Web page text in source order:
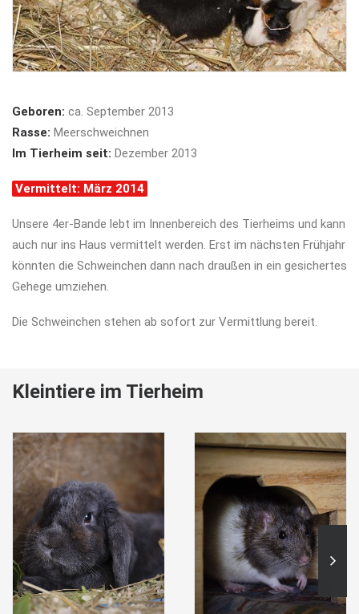
Geboren: ca. September 2013
Rasse: Meerschweichnen
Im Tierheim seit: Dezember 2013
Vermittelt: März 2014
Unsere 4er-Bande lebt im Innenbereich des Tierheims und kann
auch nur ins Haus vermittelt werden. Erst im nächsten Frühjahr
könnten die Schweinchen dann nach draußen in ein gesichertes
Gehege umziehen.
Die Schweinchen stehen ab sofort zur Vermittlung bereit.
Kleintiere im Tierheim